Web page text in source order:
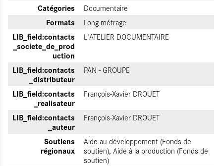
Catégories Documentaire
Formats Long métrage
LIB_field:contacts
_societe_de_prod
uction
L'ATELIER DOCUMENTAIRE
LIB_field:contacts
_distributeur
PAN - GROUPE
LIB_field:contacts
_realisateur
François-Xavier DROUET
LIB_field:contacts
_auteur
François-Xavier DROUET
Soutiens
régionaux
Aide au développement (Fonds de
soutien), Aide à la production (Fonds de
soutien)